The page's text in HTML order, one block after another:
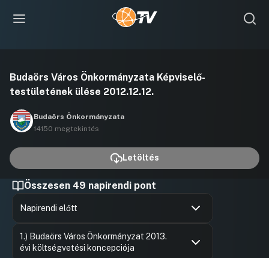
lejátszása
Budaörs Város Önkormányzata Képviselő-
testületének ülése 2012.12.12.
Budaörs Önkormányzata
14150 megtekintés
Letöltés
Összesen 49 napirendi pont
Napirendi előtt
Hozzászólások
1.) Budaörs Város Önkormányzat 2013.
évi költségvetési koncepciója